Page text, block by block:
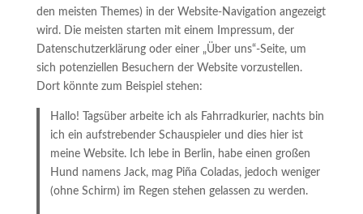
den meisten Themes) in der Website-Navigation angezeigt
wird. Die meisten starten mit einem Impressum, der
Datenschutzerklärung oder einer „Über uns“-Seite, um
sich potenziellen Besuchern der Website vorzustellen.
Dort könnte zum Beispiel stehen:
Hallo! Tagsüber arbeite ich als Fahrradkurier, nachts bin
ich ein aufstrebender Schauspieler und dies hier ist
meine Website. Ich lebe in Berlin, habe einen großen
Hund namens Jack, mag Piña Coladas, jedoch weniger
(ohne Schirm) im Regen stehen gelassen zu werden.